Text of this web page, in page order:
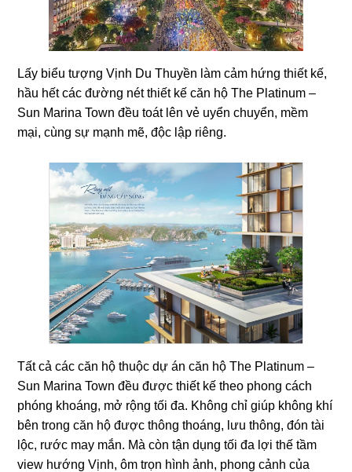
Lấy biểu tượng Vịnh Du Thuyền làm cảm hứng thiết kế,
hầu hết các đường nét thiết kế căn hộ The Platinum –
Sun Marina Town đều toát lên vẻ uyển chuyển, mềm
mại, cùng sự mạnh mẽ, độc lập riêng.
Tất cả các căn hộ thuộc dự án căn hộ The Platinum –
Sun Marina Town đều được thiết kế theo phong cách
phóng khoáng, mở rộng tối đa. Không chỉ giúp không khí
bên trong căn hộ được thông thoáng, lưu thông, đón tài
lộc, rước may mắn. Mà còn tận dụng tối đa lợi thế tầm
view hướng Vịnh, ôm trọn hình ảnh, phong cảnh của